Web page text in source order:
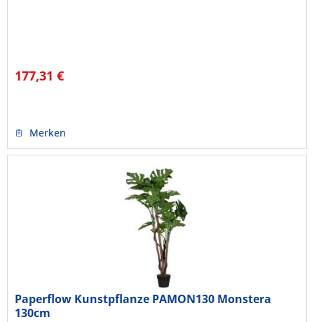
177,31 €
Merken
Paperflow Kunstpflanze PAMON130 Monstera
130cm